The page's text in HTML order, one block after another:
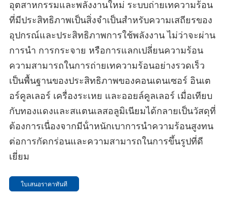
อุตสาหกรรมและพลังงานใหม่ ระบบถ่ายเทความร้อน
ที่มีประสิทธิภาพเป็นสิ่งจําเป็นสําหรับความเสถียรของ
อุปกรณ์และประสิทธิภาพการใช้พลังงาน ไม่ว่าจะผ่าน
การนํา การกระจาย หรือการแลกเปลี่ยนความร้อน
ความสามารถในการถ่ายเทความร้อนอย่างรวดเร็ว
เป็นพื้นฐานของประสิทธิภาพของคอนเดนเซอร์ อินเต
อร์คูลเลอร์ เครื่องระเหย และออยล์คูลเลอร์ เมื่อเทียบ
กับทองแดงและสแตนเลสอลูมิเนียมได้กลายเป็นวัสดุที่
ต้องการเนื่องจากมีน้ําหนักเบาการนําความร้อนสูงทน
ต่อการกัดกร่อนและความสามารถในการขึ้นรูปที่ดี
เยี่ยม
ใบเสนอราคาทันที